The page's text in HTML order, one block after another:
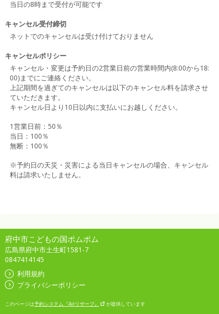
当日の8時まで受付が可能です
キャンセル受付締切
ネットでのキャンセルは受け付けておりません
キャンセルポリシー
キャンセル・変更は予約日の2営業日前の営業時間内(8:00から18:
00)までにご連絡ください。
上記期間を過ぎてのキャンセルは以下のキャンセル料を請求させ
ていただきます。
キャンセル日より10日以内に支払いにお越しください。
1営業日前：50％
当日：100％
無断：100％
※予約日の天災・災害による当日キャンセルの場合、キャンセル
料は請求いたしません。
府中市こどもの国ポムポム
広島県府中市土生町1581-7
0847414145
利用規約
プライバシーポリシー
このページは予約システム『Airリザーブ』 が提供しています